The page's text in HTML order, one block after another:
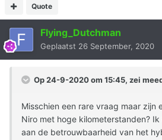
Quote
Flying_Dutchman
Geplaatst 26 September, 2020
Op 24-9-2020 om 15:45, zei
Misschien een rare vraag maar zijn
Niro met hoge kilometerstanden?
aan de betrouwbaarheid van het